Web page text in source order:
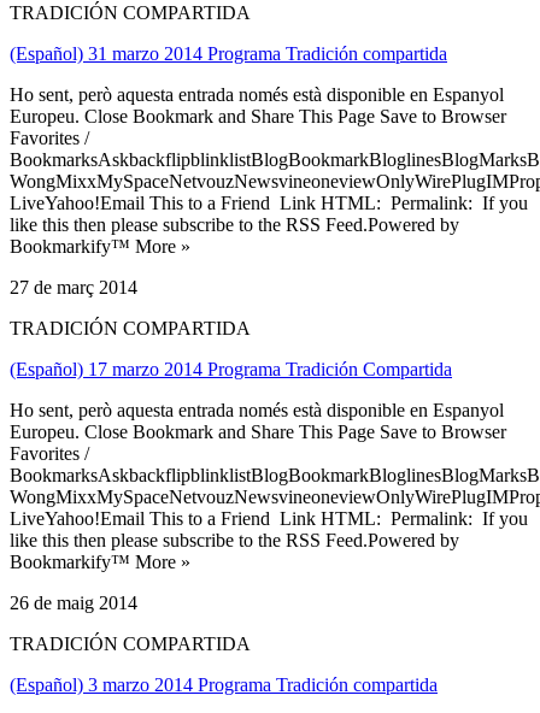
TRADICIÓN COMPARTIDA
(Español) 31 marzo 2014 Programa Tradición compartida
Ho sent, però aquesta entrada només està disponible en Espanyol
Europeu. Close Bookmark and Share This Page Save to Browser
Favorites /
LiveYahoo!Email This to a Friend Link HTML: Permalink: If you
like this then please subscribe to the RSS Feed.Powered by
Bookmarkify™ More »
27 de març 2014
TRADICIÓN COMPARTIDA
(Español) 17 marzo 2014 Programa Tradición Compartida
Ho sent, però aquesta entrada només està disponible en Espanyol
Europeu. Close Bookmark and Share This Page Save to Browser
Favorites /
LiveYahoo!Email This to a Friend Link HTML: Permalink: If you
like this then please subscribe to the RSS Feed.Powered by
Bookmarkify™ More »
26 de maig 2014
TRADICIÓN COMPARTIDA
(Español) 3 marzo 2014 Programa Tradición compartida